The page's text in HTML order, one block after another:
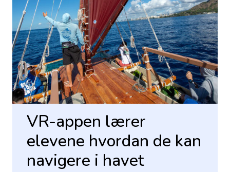
VR-appen lærer
elevene hvordan de kan
navigere i havet